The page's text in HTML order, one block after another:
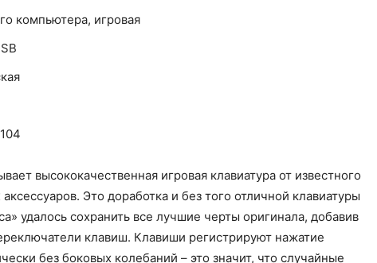
компьютера, игровая
высококачественная игровая клавиатура от известного
Это доработка и без того отличной клавиатуры
удалось сохранить все лучшие черты оригинала, добавив
клавиш. Клавиши регистрируют нажатие
без боковых колебаний – это значит, что случайные